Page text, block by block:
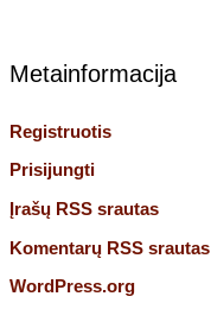
Metainformacija
Registruotis
Prisijungti
Įrašų RSS srautas
Komentarų RSS srautas
WordPress.org